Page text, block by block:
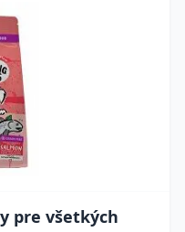
pre všetkých